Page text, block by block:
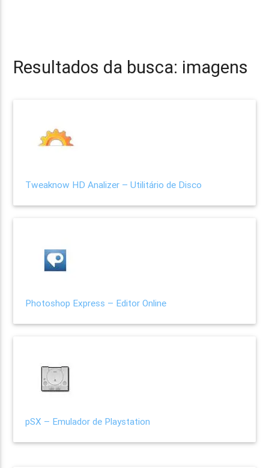
Resultados da busca: imagens
Tweaknow HD Analizer – Utilitário de Disco
Photoshop Express – Editor Online
pSX – Emulador de Playstation